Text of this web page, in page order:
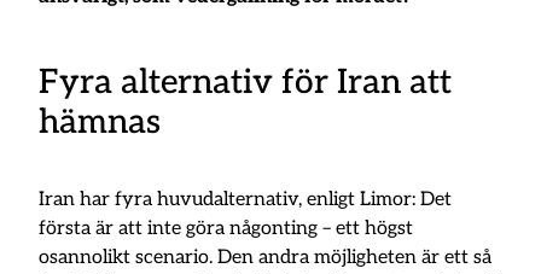
Fyra alternativ för Iran att
hämnas
Iran har fyra huvudalternativ, enligt Limor: Det
första är att inte göra någonting – ett högst
osannolikt scenario. Den andra möjligheten är ett så